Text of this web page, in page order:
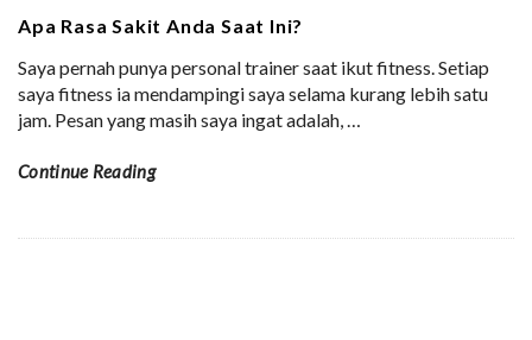
Apa Rasa Sakit Anda Saat Ini?
Saya pernah punya personal trainer saat ikut fitness. Setiap
saya fitness ia mendampingi saya selama kurang lebih satu
jam. Pesan yang masih saya ingat adalah,…
Continue Reading